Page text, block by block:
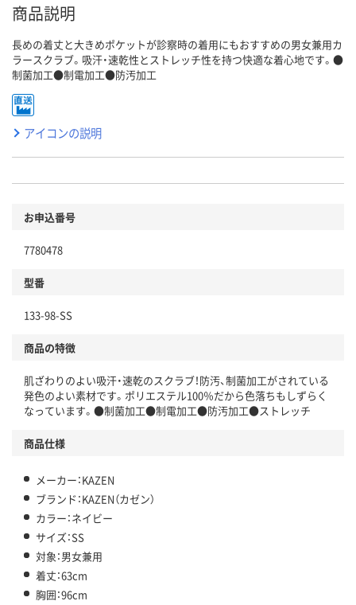
商品説明
長めの着丈と大きめポケットが診察時の着用にもおすすめの男女兼用カ
ラースクラブ。吸汗・速乾性とストレッチ性を持つ快適な着心地です。●
制菌加工●制電加工●防汚加工
アイコンの説明
お申込番号
7780478
型番
133-98-SS
商品の特徴
肌ざわりのよい吸汗・速乾のスクラブ！防汚、制菌加工がされている
発色のよい素材です。ポリエステル100％だから色落ちもしずらく
なっています。●制菌加工●制電加工●防汚加工●ストレッチ
商品仕様
メーカー：KAZEN
ブランド：KAZEN（カゼン）
カラー：ネイビー
サイズ：SS
対象：男女兼用
着丈：63cm
胸囲：96cm